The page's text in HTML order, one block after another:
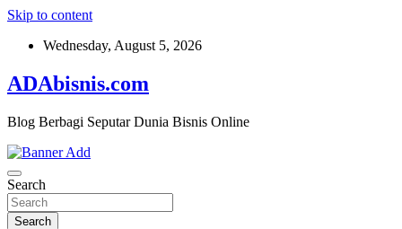
Skip to content
Wednesday, August 5, 2026
ADAbisnis.com
Blog Berbagi Seputar Dunia Bisnis Online
Search
Search